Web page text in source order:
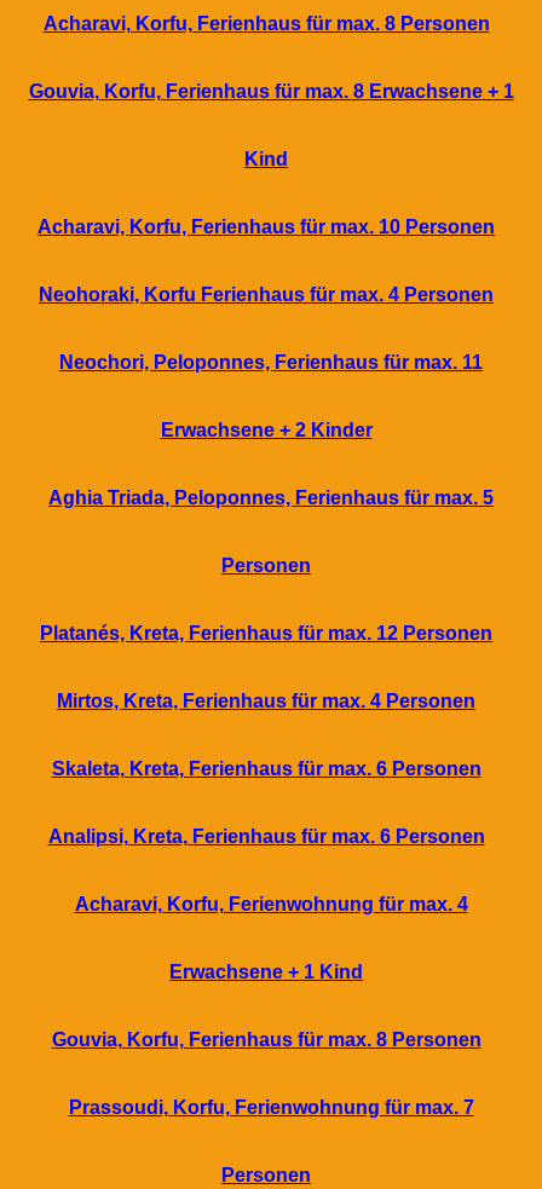
Acharavi, Korfu, Ferienhaus für max. 8 Personen
Gouvia, Korfu, Ferienhaus für max. 8 Erwachsene + 1
Kind
Acharavi, Korfu, Ferienhaus für max. 10 Personen
Neohoraki, Korfu Ferienhaus für max. 4 Personen
Neochori, Peloponnes, Ferienhaus für max. 11
Erwachsene + 2 Kinder
Aghia Triada, Peloponnes, Ferienhaus für max. 5
Personen
Platanés, Kreta, Ferienhaus für max. 12 Personen
Mirtos, Kreta, Ferienhaus für max. 4 Personen
Skaleta, Kreta, Ferienhaus für max. 6 Personen
Analipsi, Kreta, Ferienhaus für max. 6 Personen
Acharavi, Korfu, Ferienwohnung für max. 4
Erwachsene + 1 Kind
Gouvia, Korfu, Ferienhaus für max. 8 Personen
Prassoudi, Korfu, Ferienwohnung für max. 7
Personen